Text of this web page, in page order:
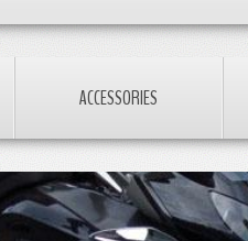
ACCESSORIES